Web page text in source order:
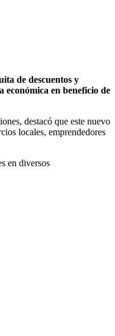
de descuentos y
en beneficio de
destacó que este nuevo
locales, emprendedores
en diversos